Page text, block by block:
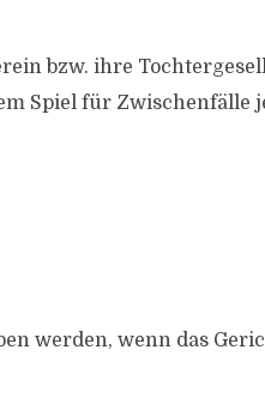
bzw. ihre
Spiel für Zwischenfälle
werden, wenn das